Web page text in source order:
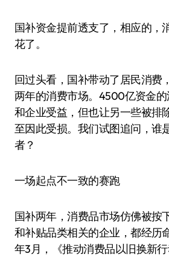
国补资金提前透支了，相应的，
花了。
回过头看，国补带动了居民消费
两年的消费市场。4500亿资金
和企业受益，但也让另一些被排
至因此受损。我们试图追问，谁
者？
一场起点不一致的赛跑
国补两年，消费品市场仿佛被按
和补贴品类相关的企业，都经历
年3月，《推动消费品以旧换新